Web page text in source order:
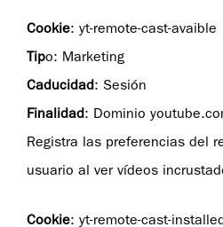
Cookie: yt-remote-cast-avaible
Tipo: Marketing
Caducidad: Sesión
Finalidad: Dominio
Registra las preferencias del
usuario al ver vídeos
Cookie: yt-remote-cast-